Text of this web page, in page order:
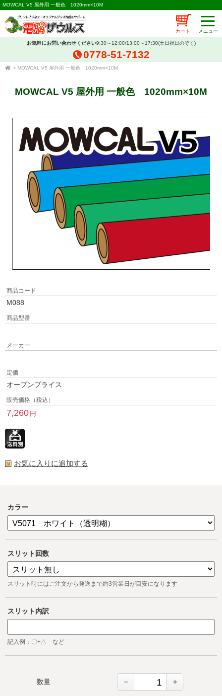
MOWCAL V5 屋外用 一般色 1020mm×10M
カート
お気軽にお問い合わせください9:30～12:00/13:00～17:30(土日祝日のぞく)
0778-51-7132
> MOWCAL V5 屋外用 一般色 1020mm×10M
MOWCAL V5 屋外用 一般色 1020mm×10M
商品コード
M088
商品型番
メーカー
定価
オープンプライス
販売価格（税込）
7,260 円
お気に入りに追加する
カラー
スリット回数
スリット時にはご注文から発送まで約3営業日が目安になります
スリット内訳
記入例：〇+△ など
数量 － ＋